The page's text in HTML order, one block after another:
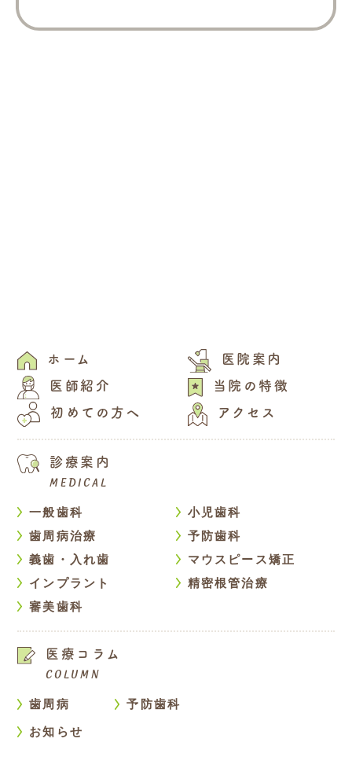
ホーム
医院案内
医師紹介
当院の特徴
初めての方へ
アクセス
診療案内
Medical
一般歯科
小児歯科
歯周病治療
予防歯科
義歯・入れ歯
マウスピース矯正
インプラント
精密根管治療
審美歯科
医療コラム
Column
歯周病 予防歯科
お知らせ